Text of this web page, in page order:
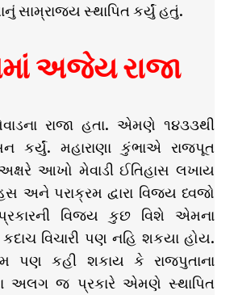
સામ્રાજ્ય સ્થાપિત કર્યું હતું.
અજેય રાજા
રાજા હતા. એમણે ૧૪૩૩થી
કર્યું. મહારાણા કુંભાએ રાજપૂત
આખો મેવાડી ઈતિહાસ લખાય
અને પરાક્રમ દ્વારા વિજય ધ્વજો
વિજય કુછ વિશે એમના
વિચારી પણ નહિ શકયા હોય.
પણ કહી શકાય કે રાજપુતાના
અલગ જ પ્રકારે એમણે સ્થાપિત